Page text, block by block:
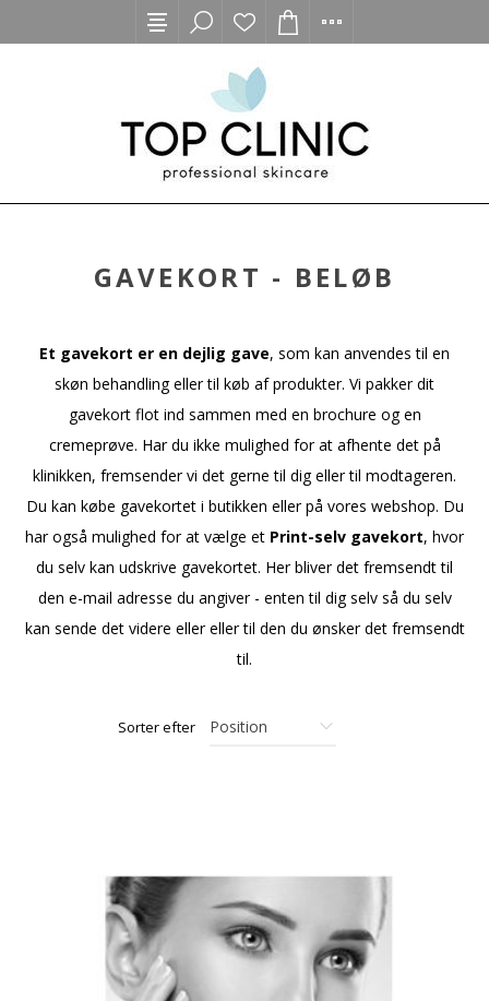
GAVEKORT - BELØB
Et gavekort er en dejlig gave, som kan anvendes til en
skøn behandling eller til køb af produkter. Vi pakker dit
gavekort flot ind sammen med en brochure og en
cremeprøve. Har du ikke mulighed for at afhente det på
klinikken, fremsender vi det gerne til dig eller til modtageren.
Du kan købe gavekortet i butikken eller på vores webshop. Du
har også mulighed for at vælge et Print-selv gavekort, hvor
du selv kan udskrive gavekortet. Her bliver det fremsendt til
den e-mail adresse du angiver - enten til dig selv så du selv
kan sende det videre eller eller til den du ønsker det fremsendt
til.
Sorter efter